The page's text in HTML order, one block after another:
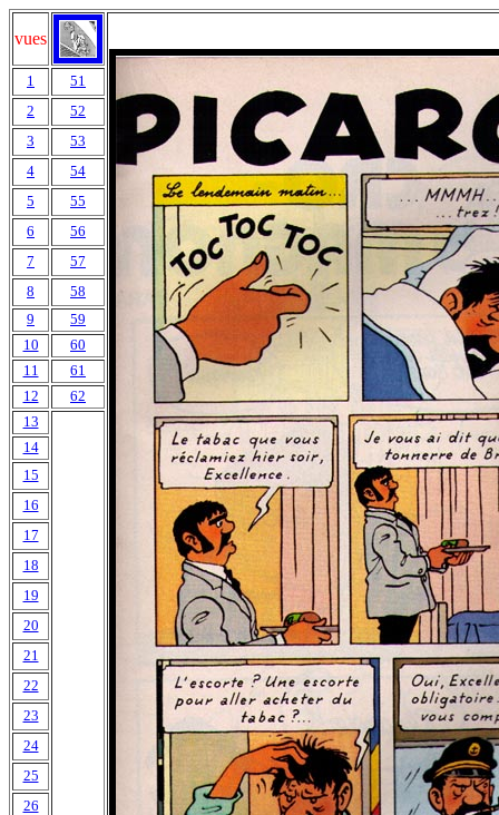
vues
1
51
2
52
3
53
4
54
5
55
6
56
7
57
8
58
9
59
10
60
11
61
12
62
13
14
15
16
17
18
19
20
21
22
23
24
25
26